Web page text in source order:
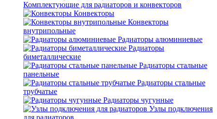
Комплектующие для радиаторов и конвекторов
Конвекторы
Конвекторы
внутрипольные
Радиаторы алюминиевые
Радиаторы
биметаллические
Радиаторы стальные
панельные
Радиаторы стальные
трубчатые
Радиаторы чугунные
Узлы подключения
для радиаторов